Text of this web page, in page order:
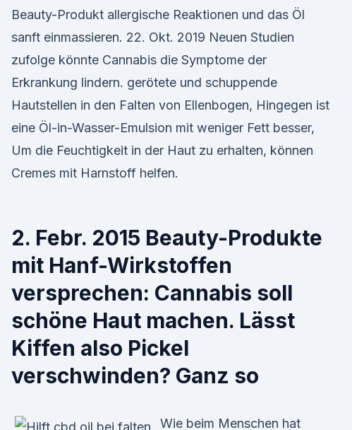
Beauty-Produkt allergische Reaktionen und das Öl
sanft einmassieren. 22. Okt. 2019 Neuen Studien
zufolge könnte Cannabis die Symptome der
Erkrankung lindern. gerötete und schuppende
Hautstellen in den Falten von Ellenbogen, Hingegen ist
eine Öl-in-Wasser-Emulsion mit weniger Fett besser,
Um die Feuchtigkeit in der Haut zu erhalten, können
Cremes mit Harnstoff helfen.
2. Febr. 2015 Beauty-Produkte
mit Hanf-Wirkstoffen
versprechen: Cannabis soll
schöne Haut machen. Lässt
Kiffen also Pickel
verschwinden? Ganz so
Wie beim Menschen hat